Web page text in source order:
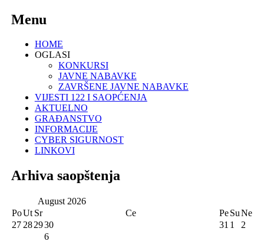
Menu
HOME
OGLASI
KONKURSI
JAVNE NABAVKE
ZAVRŠENE JAVNE NABAVKE
VIJESTI 122 I SAOPĆENJA
AKTUELNO
GRAĐANSTVO
INFORMACIJE
CYBER SIGURNOST
LINKOVI
Arhiva saopštenja
August 2026
PoUt Sr Ce PeSuNe
27 282930 31 1 2
6